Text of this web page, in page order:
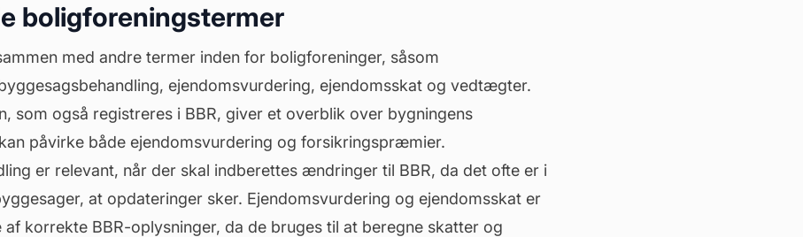
boligforeningstermer
med andre termer inden for boligforeninger, såsom
ejendomsvurdering, ejendomsskat og vedtægter.
som også registreres i BBR, giver et overblik over bygningens
påvirke både ejendomsvurdering og forsikringspræmier.
er relevant, når der skal indberettes ændringer til BBR, da det ofte er i
at opdateringer sker. Ejendomsvurdering og ejendomsskat er
korrekte BBR-oplysninger, da de bruges til at beregne skatter og